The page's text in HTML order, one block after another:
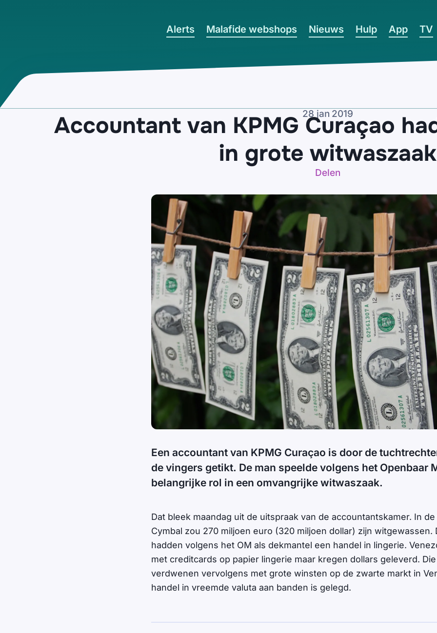
Alerts Malafide webshops Nieuws Hulp App TV
28 jan 2019
Accountant van KPMG Curaçao
in grote witwaszaak
Delen
Een accountant van KPMG Curaçao is door de
de vingers getikt. De man speelde volgens het Openbaar
belangrijke rol in een omvangrijke witwaszaak.
Dat bleek maandag uit de uitspraak van de accountantskamer. In
Cymbal zou 270 miljoen euro (320 miljoen dollar) zijn witgewassen.
hadden volgens het OM als dekmantel een handel in lingerie.
met creditcards op papier lingerie maar kregen dollars geleverd.
verdwenen vervolgens met grote winsten op de zwarte markt in
handel in vreemde valuta aan banden is gelegd.